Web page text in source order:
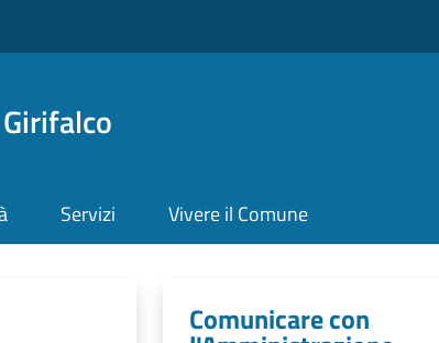
Servizi Vivere il Comune
Comunicare con